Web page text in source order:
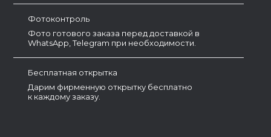
Фотоконтроль
Фото готового заказа перед доставкой в
WhatsApp, Telegram при необходимости.
Бесплатная открытка
Дарим фирменную открытку бесплатно
к каждому заказу.